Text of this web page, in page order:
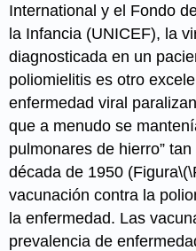
International y el Fondo
la Infancia (UNICEF), la
diagnosticada en un
poliomielitis es otro
enfermedad viral
que a menudo se
pulmonares de hierro”
década de 1950 (Figura
vacunación contra la
la enfermedad. Las
prevalencia de